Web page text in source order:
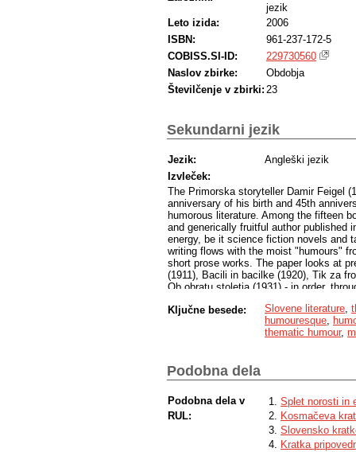
jezik
Leto izida:
2006
ISBN:
961-237-172-5
COBISS.SI-ID:
229730560
Naslov zbirke:
Obdobja
Številčenje v zbirki: 23
Sekundarni jezik
Jezik:
Angleški jezik
Izvleček:
The Primorska storyteller Damir Feigel
anniversary of his birth and 45th
humorous literature. Among the fifteen
and generically fruitful author published
energy, be it science fiction novels and
writing flows with the moist "humours"
short prose works. The paper looks at
(1911), Bacili in bacilke (1920), Tik za
Ob obratu stoletja (1931) - in order,
intellectual humouristic writing, his wise
Ključne besede: Slovene literature
humouresque
thematic humour,
Podobna dela
Podobna dela v
RUL:
Splet norosti in
Kosmačeva
Slovensko
Kratka